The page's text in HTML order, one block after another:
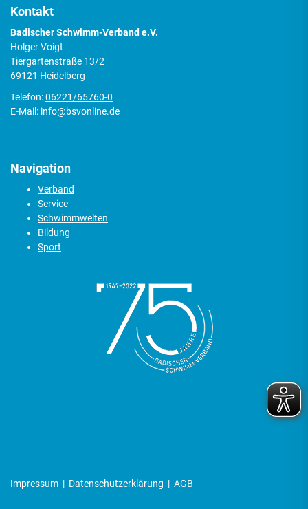
Kontakt
Badischer Schwimm-Verband e.V.
Holger Voigt
Tiergartenstraße 13/2
69121 Heidelberg
Telefon:06221/65760-0
E-Mail: info@bsvonline.de
Navigation
Verband
Service
Schwimmwelten
Bildung
Sport
Impressum | Datenschutzerklärung | AGB